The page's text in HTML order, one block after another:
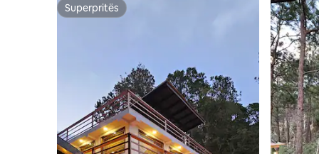
Superpritës
Superpritës